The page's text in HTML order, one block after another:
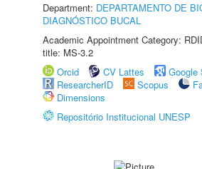
Department: DEPARTAMENTO DE
DIAGNÓSTICO BUCAL
Academic Appointment Category:
title: MS-3.2
Orcid
CV Lattes
Google
ResearcherID
Scopus
Dimensions
Repositório Institucional UNESP